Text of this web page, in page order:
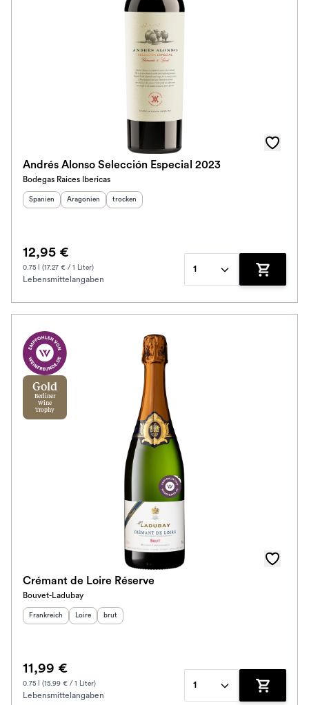
Andrés Alonso Selección Especial 2023
Bodegas Raices Ibericas
Herkunftsland:
Spanien Herkunftsregion:
Aragonien Geschmack
trocken
12,95 €
0.75 l (17.27 € / 1 Liter)
Lebensmittelangaben
1
Zum
Gold
Berliner
Wine
Trophy
Crémant de Loire Réserve
Bouvet-Ladubay
Herkunftsland
Frankreich Herkunftsregion
Loire Geschmack
brut
11,99 €
0.75 l (15.99 € / 1 Liter)
Lebensmittelangaben
1
Zum